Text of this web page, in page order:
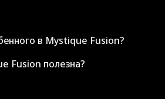
в Mystique Fusion?
Fusion полезна?